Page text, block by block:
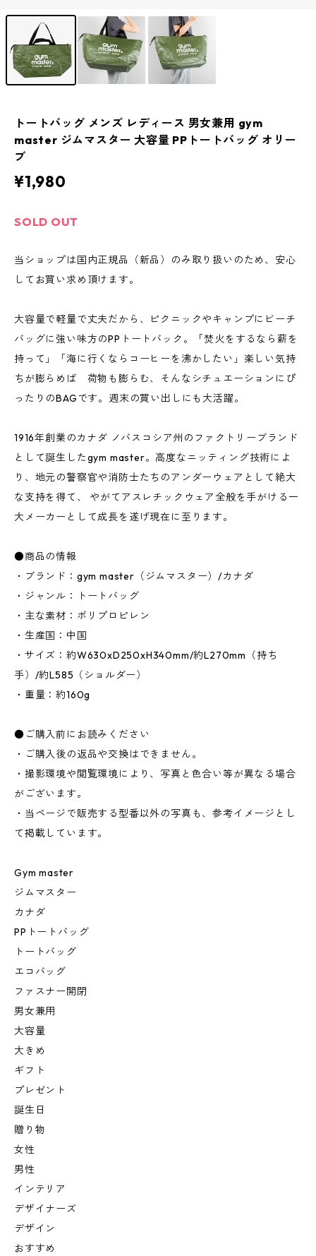
トートバッグ メンズ レディース 男女兼用 gym
master ジムマスター 大容量 PPトートバッグ オリー
ブ
¥1,980
SOLD OUT
当ショップは国内正規品（新品）のみ取り扱いのため、安心
してお買い求め頂けます。
大容量で軽量で丈夫だから、ピクニックやキャンプにビーチ
バッグに強い味方のPPトートバック。「焚火をするなら薪を
持って」「海に行くならコーヒーを沸かしたい」楽しい気持
ちが膨らめば 荷物も膨らむ、そんなシチュエーションにぴ
ったりのBAGです。週末の買い出しにも大活躍。
1916年創業のカナダ ノバスコシア州のファクトリーブランド
として誕生したgym master。高度なニッティング技術によ
り、地元の警察官や消防士たちのアンダーウェアとして絶大
な支持を得て、 やがてアスレチックウェア全般を手がける一
大メーカーとして成長を遂げ現在に至ります。
●商品の情報
・ブランド：gym master（ジムマスター）/カナダ
・ジャンル：トートバッグ
・主な素材：ポリプロピレン
・生産国：中国
・サイズ：約W630xD250xH340mm/約L270mm（持ち
手）/約L585（ショルダー）
・重量：約160g
●ご購入前にお読みください
・ご購入後の返品や交換はできません。
・撮影環境や閲覧環境により、写真と色合い等が異なる場合
がございます。
・当ページで販売する型番以外の写真も、参考イメージとし
て掲載しています。
Gym master
ジムマスター
カナダ
PPトートバッグ
トートバッグ
エコバッグ
ファスナー開閉
男女兼用
大容量
大きめ
ギフト
プレゼント
誕生日
贈り物
女性
男性
インテリア
デザイナーズ
デザイン
おすすめ